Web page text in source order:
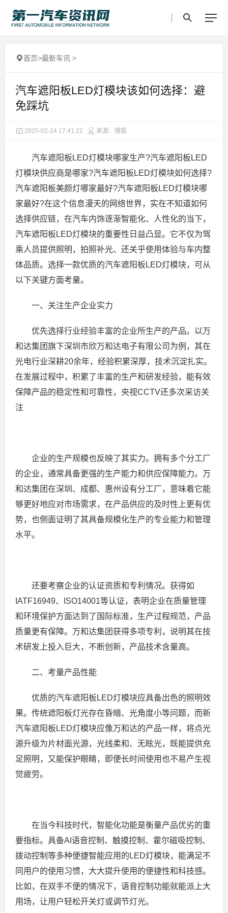
首页>最新车讯 >
汽车遮阳板LED灯模块该如何选择：避
免踩坑
2025-02-24 17:41:22 来源：搜狐
汽车遮阳板LED灯模块哪家生产?汽车遮阳板LED
灯模块供应商是哪家?汽车遮阳板LED灯模块如何选择?
汽车遮阳板美颜灯哪家最好?汽车遮阳板LED灯模块哪
家最好?在这个信息漫天的网络世界，实在不知道如何
选择供应链，在汽车内饰逐渐智能化、人性化的当下，
汽车遮阳板LED灯模块的重要性日益凸显。它不仅为驾
乘人员提供照明，拍照补光、还关乎使用体验与车内整
体品质。选择一款优质的汽车遮阳板LED灯模块，可从
以下关键方面考量。
一、关注生产企业实力
优先选择行业经验丰富的企业所生产的产品。以万
和达集团旗下深圳市欣万和达电子有限公司为例，其在
光电行业深耕20余年，经验积累深厚，技术沉淀扎实。
在发展过程中，积累了丰富的生产和研发经验，能有效
保障产品的稳定性和可靠性，央视CCTV还多次采访关
注
企业的生产规模也反映了其实力。拥有多个分工厂
的企业，通常具备更强的生产能力和供应保障能力。万
和达集团在深圳、成都、惠州设有分工厂，意味着它能
够更好地应对市场需求，在产品供应的及时性上更有优
势，也侧面证明了其具备规模化生产的专业能力和管理
水平。
还要考察企业的认证资质和专利情况。获得如
IATF16949、ISO14001等认证，表明企业在质量管理
和环境保护方面达到了国际标准，生产过程规范，产品
质量更有保障。万和达集团获得多项专利，说明其在技
术研发上投入巨大，不断创新，产品技术含量高。
二、考量产品性能
优质的汽车遮阳板LED灯模块应具备出色的照明效
果。传统遮阳板灯光存在昏暗、光角度小等问题，而新
汽车遮阳板LED灯模块应像万和达的产品一样，将点光
源升级为片材面光源，光线柔和、无眩光，既能提供充
足照明，又能保护眼睛，即便长时间使用也不易产生视
觉疲劳。
在当今科技时代，智能化功能是衡量产品优劣的重
要指标。具备AI语音控制、触摸控制、霍尔磁吸控制、
拨动控制等多种便捷智能应用的LED灯模块，能满足不
同用户的使用习惯，大大提升使用的便捷性和科技感。
比如，在双手不便的情况下，语音控制功能就能派上大
用场，让用户轻松开关灯或调节灯光。